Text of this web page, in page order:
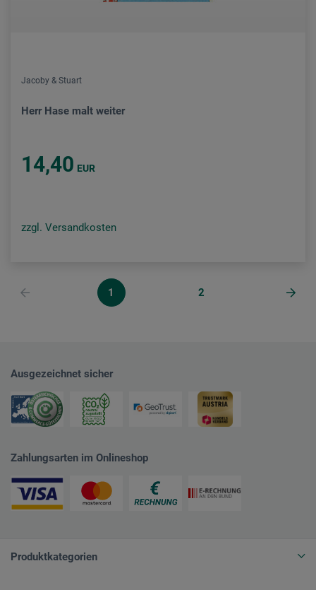
Jacoby & Stuart
Herr Hase malt weiter
14,40 EUR
zzgl. Versandkosten
1 2
Ausgezeichnet sicher
Zahlungsarten im Onlineshop
Produktkategorien